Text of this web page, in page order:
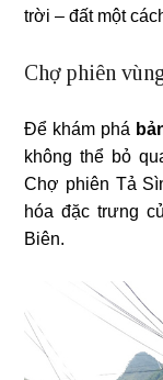
trời – đất một
Chợ phiên
Để khám phá
không thể bỏ
Chợ phiên Tả
hóa đặc trưng
Biên.